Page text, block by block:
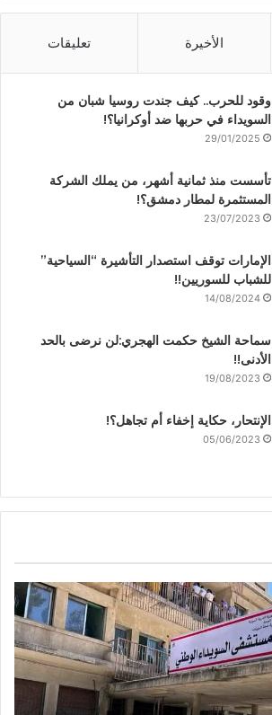
الأخيرة تعليقات
وقود للحرب.. كيف جندت روسيا شبان من
السويداء في حربها ضد أوكرانيا؟!
29/01/2025
تأسست منذ ثمانية أشهر، من يملك الشركة
المستثمرة لمطار دمشق؟!
23/07/2023
الإمارات توقف استصدار التأشيرة “السياحية”
للشباب للسوريين!!
14/08/2024
سماحة الشيخ حكمت الهجري:لن نرضى بالحد
الأدنى!!
19/08/2023
الإنتحار، حكاية إخفاء أم تجاهل؟!
05/06/2023